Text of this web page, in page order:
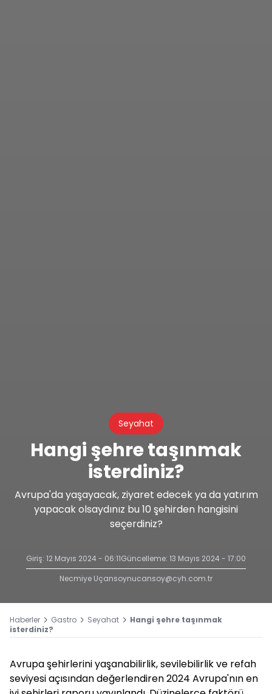
Seyahat
Hangi şehre taşınmak
isterdiniz?
Avrupa'da yaşayacak, ziyaret edecek ya da yatırım
yapacak olsaydınız bu 10 şehirden hangisini
seçerdiniz?
Giriş: 12 Mayıs 2024 - 06:11Güncelleme: 13 Mayıs 2024 - 17:00
Necmiye Uçansoynucansoy@cyh.com.tr
Haberler Gastro Seyahat
Hangi şehre taşınmak
isterdiniz?
Avrupa şehirlerini yaşanabilirlik, sevilebilirlik ve refah
seviyesi açısından değerlendiren 2024 Avrupa'nın en